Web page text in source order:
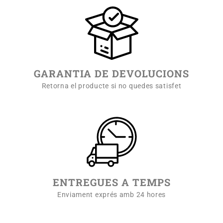
GARANTIA DE DEVOLUCIONS
Retorna el producte si no quedes satisfet
ENTREGUES A TEMPS
Enviament exprés amb 24 hores